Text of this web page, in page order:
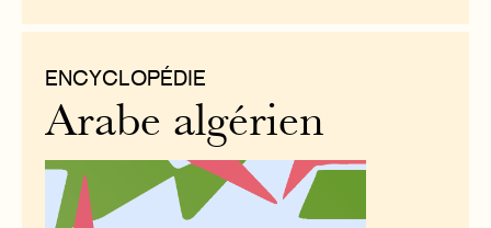
ENCYCLOPÉDIE
Arabe algérien